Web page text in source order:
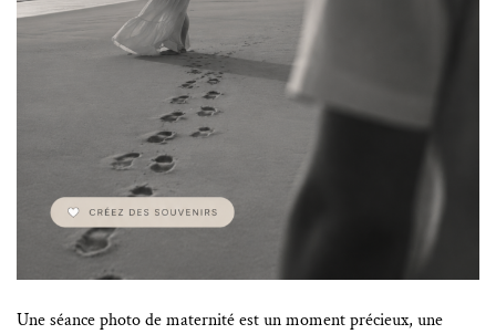
Une séance photo de maternité est un moment précieux, une